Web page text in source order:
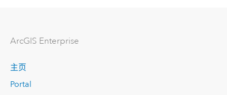
ArcGIS Enterprise
主页
Portal